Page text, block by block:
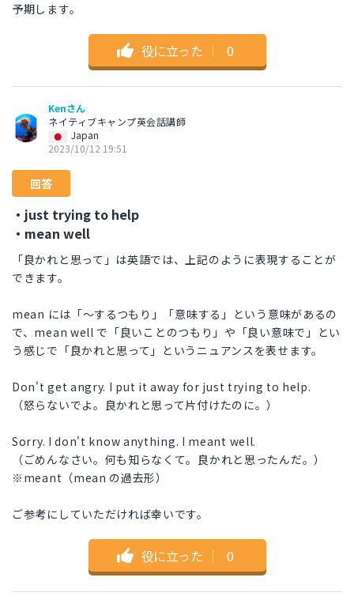
予期します。
役に立った ｜ 0
Kenさん
ネイティブキャンプ英会話講師
Japan
2023/10/12 19:51
回答
・just trying to help
・mean well
「良かれと思って」は英語では、上記のように表現することが
できます。
mean には「〜するつもり」「意味する」という意味があるの
で、mean well で「良いことのつもり」や「良い意味で」とい
う感じで「良かれと思って」というニュアンスを表せます。
Don't get angry. I put it away for just trying to help.
（怒らないでよ。良かれと思って片付けたのに。）
Sorry. I don't know anything. I meant well.
（ごめんなさい。何も知らなくて。良かれと思ったんだ。）
※meant（mean の過去形）
ご参考にしていただければ幸いです。
役に立った ｜ 0